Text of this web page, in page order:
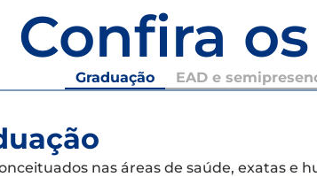
Confira
Graduação EAD e
nas áreas de saúde, exatas e